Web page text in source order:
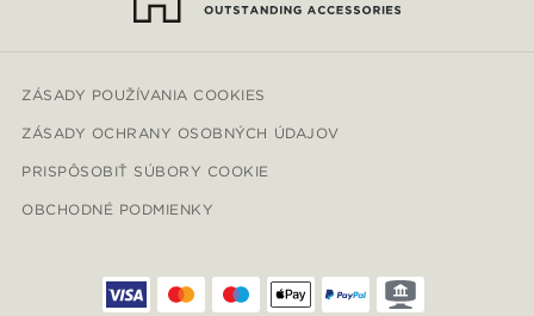
ZÁSADY POUŽÍVANIA COOKIES
ZÁSADY OCHRANY OSOBNÝCH ÚDAJOV
PRISPÔSOBIŤ SÚBORY COOKIE
OBCHODNÉ PODMIENKY